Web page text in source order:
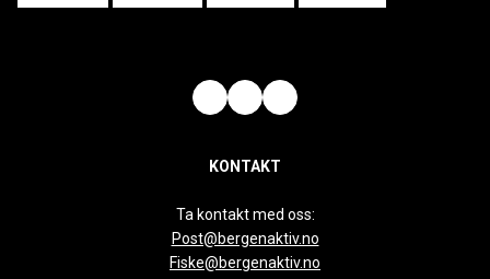
KONTAKT
Ta kontakt med oss:
Post@bergenaktiv.no
Fiske@bergenaktiv.no